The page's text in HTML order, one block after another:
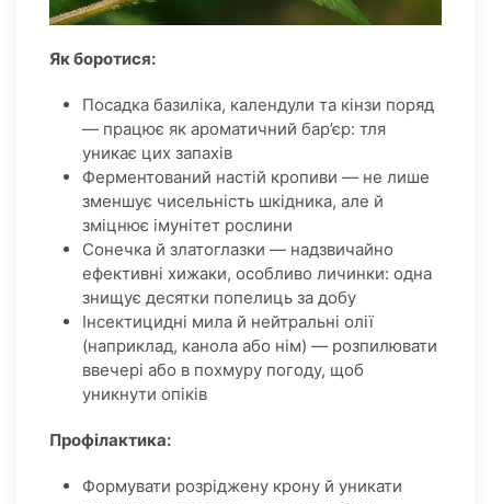
Як боротися:
Посадка базиліка, календули та кінзи поряд
— працює як ароматичний бар’єр: тля
уникає цих запахів
Ферментований настій кропиви — не лише
зменшує чисельність шкідника, але й
зміцнює імунітет рослини
Сонечка й златоглазки — надзвичайно
ефективні хижаки, особливо личинки: одна
знищує десятки попелиць за добу
Інсектицидні мила й нейтральні олії
(наприклад, канола або нім) — розпилювати
ввечері або в похмуру погоду, щоб
уникнути опіків
Профілактика:
Формувати розріджену крону й уникати